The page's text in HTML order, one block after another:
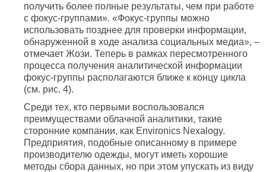
получить более полные результаты, чем при работе
с фокус-группами». «Фокус-группы можно
использовать позднее для проверки информации,
обнаруженной в ходе анализа социальных медиа», –
отмечает Жози. Теперь в рамках пересмотренного
процесса получения аналитической информации
фокус-группы располагаются ближе к концу цикла
(см. рис. 4).
Среди тех, кто первыми воспользовался
преимуществами облачной аналитики, такие
сторонние компании, как Environics Nexalogy.
Предприятия, подобные описанному в примере
производителю одежды, могут иметь хорошие
методы сбора данных, но при этом упускать из виду